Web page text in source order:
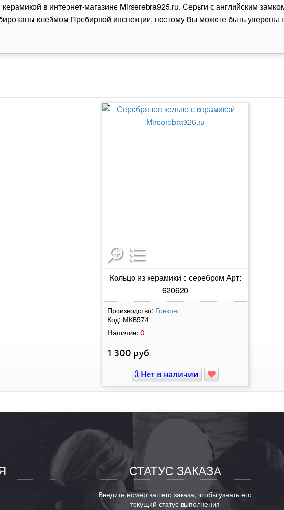
в интернет-магазине Mirserebra925.ru. Серьги с английским
клеймом Пробирной инспекции, поэтому Вы можете быть уверены
Кольцо из керамики с серебром Арт:
620620
Производство: Гонконг
Код: МКВ574
Наличие: 0
1 300 руб.
Нет в наличии
СТАТУС ЗАКАЗА
Введите номер вашего заказа, чтобы узнать его
текущий статус выполнения